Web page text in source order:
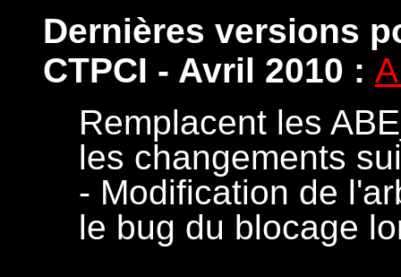
Dernières versions
CTPCI - Avril 2010 :
Remplacent les
les changements
- Modification de
le bug du blocage